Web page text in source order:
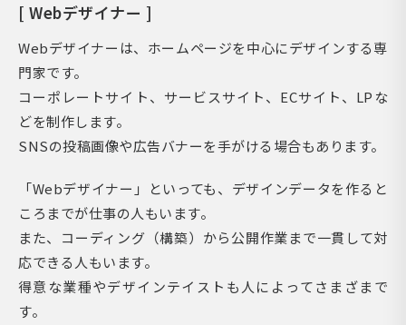
[ Webデザイナー ]
Webデザイナーは、ホームページを中心にデザインする専
門家です。
コーポレートサイト、サービスサイト、ECサイト、LPな
どを制作します。
SNSの投稿画像や広告バナーを手がける場合もあります。
「Webデザイナー」といっても、デザインデータを作ると
ころまでが仕事の人もいます。
また、コーディング（構築）から公開作業まで一貫して対
応できる人もいます。
得意な業種やデザインテイストも人によってさまざまで
す。